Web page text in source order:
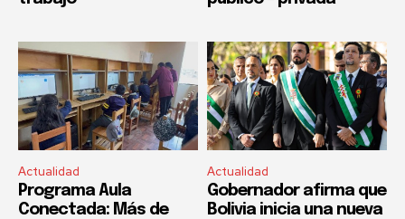
Actualidad
Programa Aula
Conectada: Más de
Actualidad
Gobernador afirma que
Bolivia inicia una nueva